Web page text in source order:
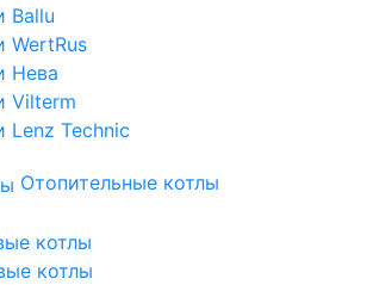
Ballu
WertRus
Нева
Vilterm
Lenz Technic
Отопительные котлы
котлы
котлы